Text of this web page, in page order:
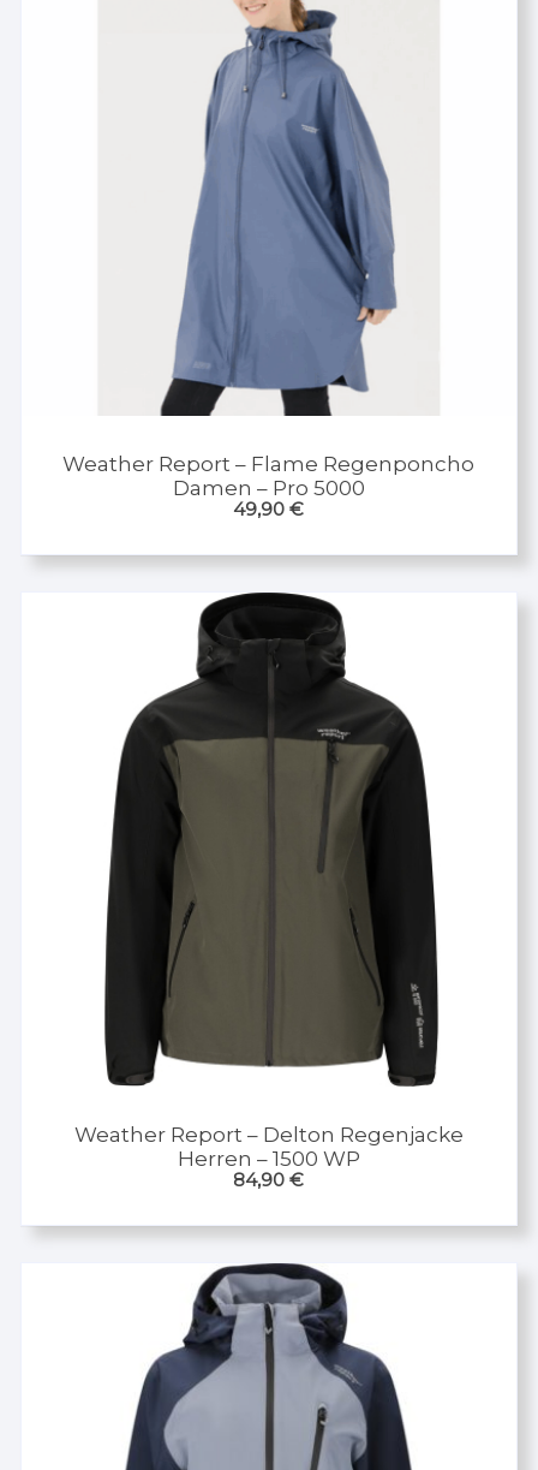
Weather Report – Flame Regenponcho
Damen – Pro 5000
49,90€
Weather Report – Delton Regenjacke
Herren – 1500 WP
84,90€